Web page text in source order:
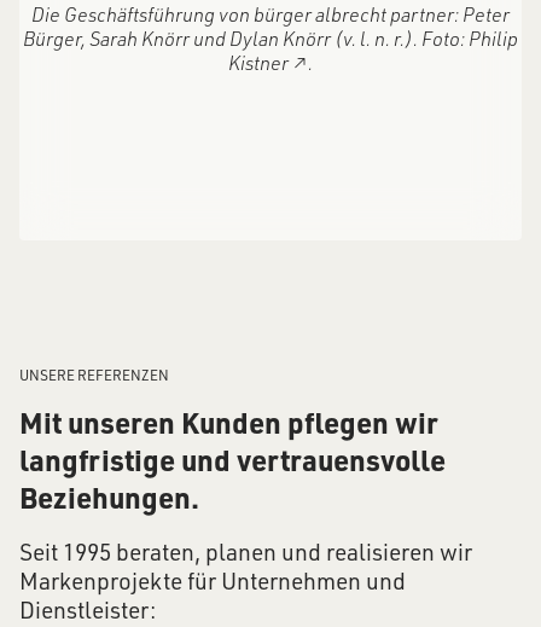
Die Geschäftsführung von bürger albrecht partner: Peter
Bürger, Sarah Knörr und Dylan Knörr (v. l. n. r.). Foto: Philip
Kistner ↗.
UNSERE REFERENZEN
Mit unseren Kunden pflegen wir
langfristige und vertrauensvolle
Beziehungen.
Seit 1995 beraten, planen und realisieren wir
Markenprojekte für Unternehmen und
Dienstleister: